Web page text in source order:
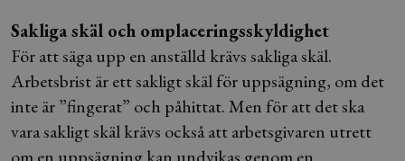
Sakliga skäl och omplaceringsskyldighet
För att säga upp en anställd krävs sakliga skäl.
Arbetsbrist är ett sakligt skäl för uppsägning, om det
inte är ”fingerat” och påhittat. Men för att det ska
vara sakligt skäl krävs också att arbetsgivaren utrett